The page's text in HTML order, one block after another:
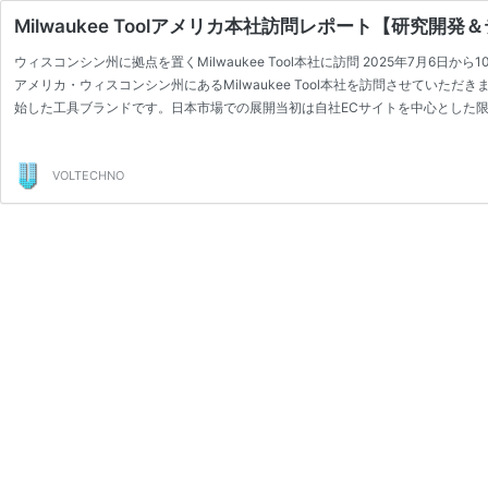
Milwaukee Toolアメリカ本社訪問レポート【研究開発
ウィスコンシン州に拠点を置くMilwaukee Tool本社に訪問 2025年7月6日から
アメリカ・ウィスコンシン州にあるMilwaukee Tool本社を訪問させていただ
始した工具ブランドです。日本市場での展開当初は自社ECサイトを中心とし
VOLTECHNO